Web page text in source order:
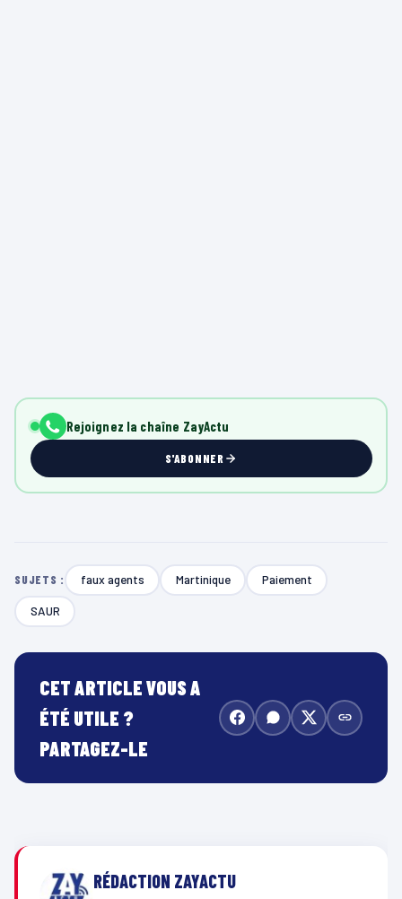
Rejoignez la chaîne ZayActu
S'ABONNER
SUJETS : faux agents Martinique Paiement
SAUR
CET ARTICLE VOUS A
ÉTÉ UTILE ?
PARTAGEZ-LE
RÉDACTION ZAYACTU